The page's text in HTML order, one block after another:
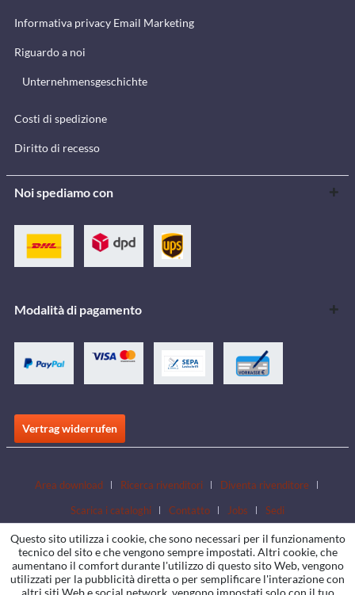
Informativa privacy Email Marketing
Riguardo a noi
Unternehmensgeschichte
Costi di spedizione
Diritto di recesso
Noi spediamo con
Modalità di pagamento
Vertrag widerrufen
Area download Ricerca rivenditori
Diventa rivenditore
Scarica i cataloghi
Contatto Jobs Sedi
Questo sito utilizza i cookie, che sono necessari per il funzionamento
tecnico del sito e che vengono sempre impostati. Altri cookie, che
aumentano il comfort durante l'utilizzo di questo sito Web, vengono
utilizzati per la pubblicità diretta o per semplificare l'interazione con
altri siti Web e social network, vengono impostati solo con il tuo